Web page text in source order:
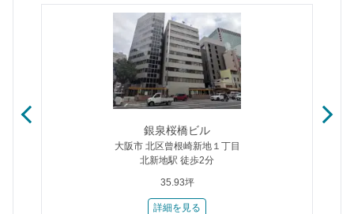
銀泉桜橋ビル
大阪市 北区曾根崎新地１丁目
北新地駅 徒歩2分
35.93坪
詳細を見る